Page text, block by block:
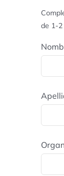
de 1-2